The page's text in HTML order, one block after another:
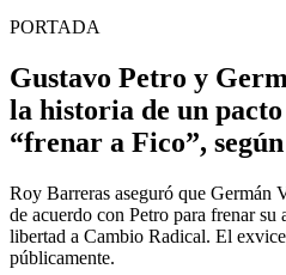
PORTADA
Gustavo Petro y
la historia de un
“frenar a Fico”,
Roy Barreras aseguró que Germán
de acuerdo con Petro para frenar su
libertad a Cambio Radical. El
públicamente.